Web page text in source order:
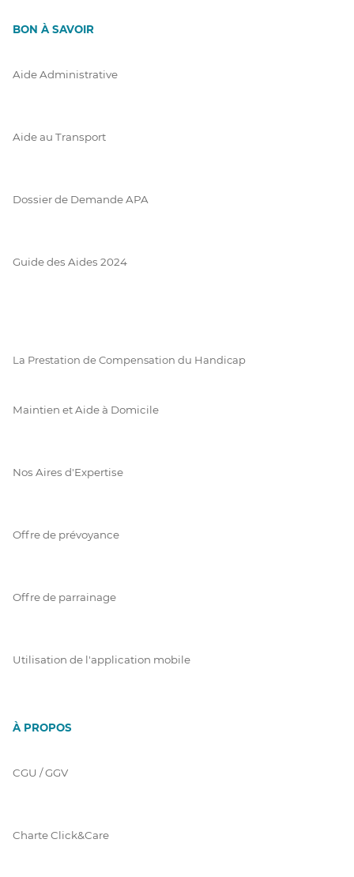
BON À SAVOIR
Aide Administrative
Aide au Transport
Dossier de Demande APA
Guide des Aides 2024
La Prestation de Compensation du Handicap
Maintien et Aide à Domicile
Nos Aires d'Expertise
Offre de prévoyance
Offre de parrainage
Utilisation de l'application mobile
À PROPOS
CGU / GGV
Charte Click&Care